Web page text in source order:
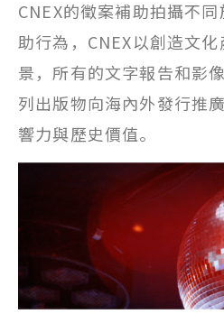
CNEX的徵案補助拍攝不
助行為，CNEX以創造文
景，所有的文字報告和影
列出版物向海內外發行推
響力與歷史價值。